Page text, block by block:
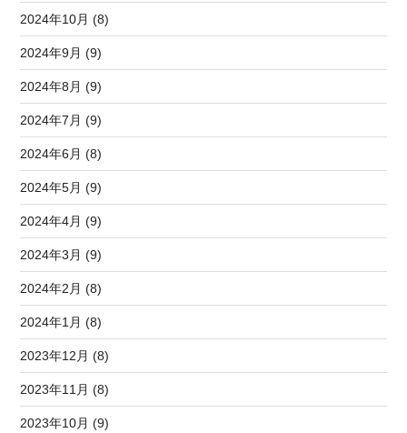
2024年10月 (8)
2024年9月 (9)
2024年8月 (9)
2024年7月 (9)
2024年6月 (8)
2024年5月 (9)
2024年4月 (9)
2024年3月 (9)
2024年2月 (8)
2024年1月 (8)
2023年12月 (8)
2023年11月 (8)
2023年10月 (9)